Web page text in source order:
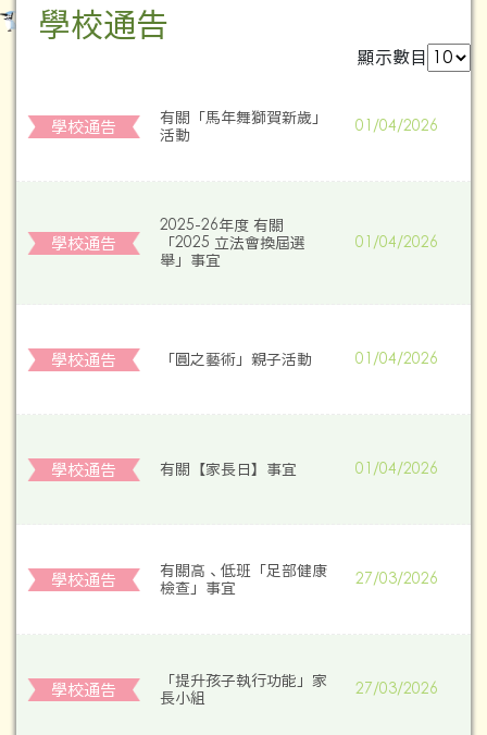
學校通告
顯示數目
學校通告
有關「馬年舞獅賀新歲」
活動
01/04/2026
學校通告
2025-26年度 有關
「2025 立法會換屆選
舉」事宜
01/04/2026
學校通告 「圓之藝術」親子活動 01/04/2026
學校通告 有關【家長日】事宜 01/04/2026
學校通告
有關高、低班「足部健康
檢查」事宜
27/03/2026
學校通告
「提升孩子執行功能」家
長小組
27/03/2026